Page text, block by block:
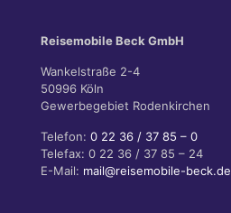
Reisemobile Beck GmbH
Wankelstraße 2-4
50996 Köln
Gewerbegebiet Rodenkirchen
Telefon: 0 22 36 / 37 85 – 0
Telefax: 0 22 36 / 37 85 – 24
E-Mail: mail@reisemobile-beck.de